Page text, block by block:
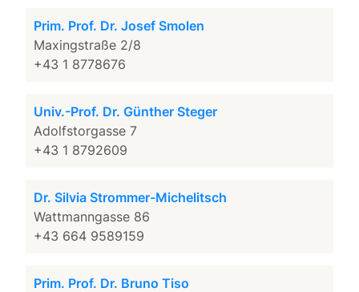
Prim. Prof. Dr. Josef Smolen
Maxingstraße 2/8
+43 1 8778676
Univ.-Prof. Dr. Günther Steger
Adolfstorgasse 7
+43 1 8792609
Dr. Silvia Strommer-Michelitsch
Wattmanngasse 86
+43 664 9589159
Prim. Prof. Dr. Bruno Tiso